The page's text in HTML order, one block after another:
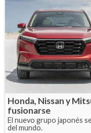
Honda, Nissan y
fusionarse
El nuevo grupo japonés
del mundo.